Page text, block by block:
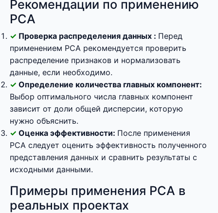
Рекомендации по применению
PCA
Проверка распределения данных : Перед
применением PCA рекомендуется проверить
распределение признаков и нормализовать
данные, если необходимо.
Определение количества главных компонент:
Выбор оптимального числа главных компонент
зависит от доли общей дисперсии, которую
нужно объяснить.
Оценка эффективности: После применения
PCA следует оценить эффективность полученного
представления данных и сравнить результаты с
исходными данными.
Примеры применения PCA в
реальных проектах